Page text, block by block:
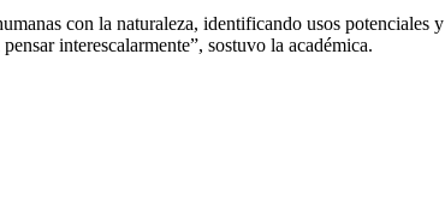
con la naturaleza, identificando usos potenciales y
interescalarmente”, sostuvo la académica.